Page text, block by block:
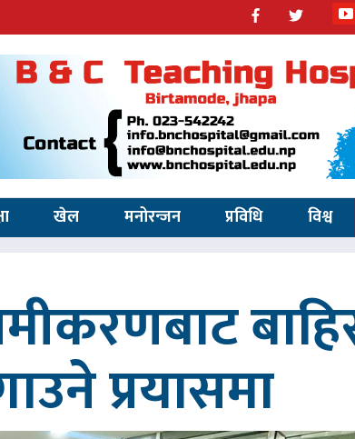
खेल मनोरन्जन प्रविधि विश्व
प्रयासमा